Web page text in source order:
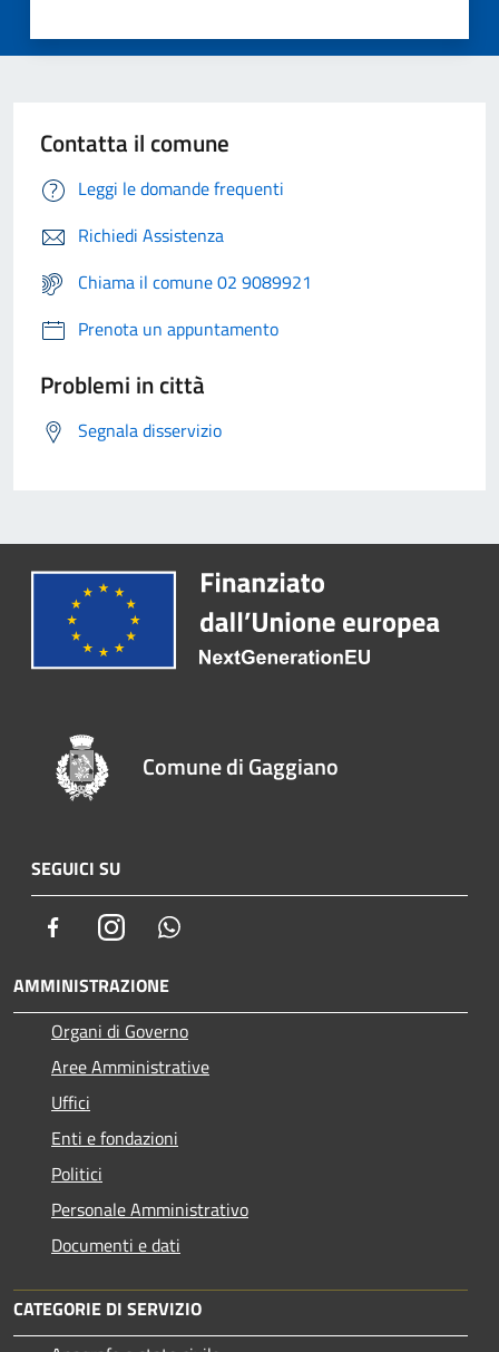
Contatta il comune
Leggi le domande frequenti
Richiedi Assistenza
Chiama il comune 02 9089921
Prenota un appuntamento
Problemi in città
Segnala disservizio
Comune di Gaggiano
SEGUICI SU
FacebookInstagram
AMMINISTRAZIONE
Organi di Governo
Aree Amministrative
Uffici
Enti e fondazioni
Politici
Personale Amministrativo
Documenti e dati
CATEGORIE DI SERVIZIO